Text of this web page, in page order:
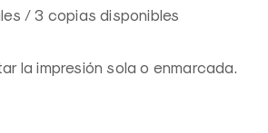
/ 3 copias disponibles
la impresión sola o enmarcada.